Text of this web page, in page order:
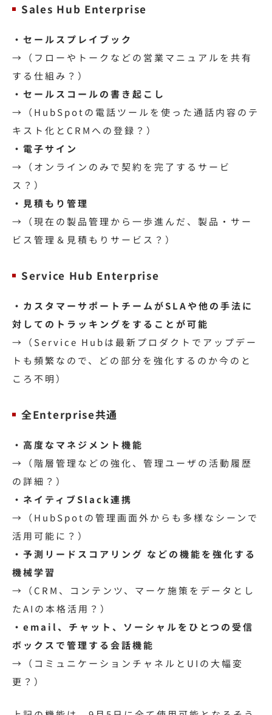
Sales Hub Enterprise
・セールスプレイブック
→（フローやトークなどの営業マニュアルを共有
する仕組み？）
・セールスコールの書き起こし
→（HubSpotの電話ツールを使った通話内容のテ
キスト化とCRMへの登録？）
・電子サイン
→（オンラインのみで契約を完了するサービ
ス？）
・見積もり管理
→（現在の製品管理から一歩進んだ、製品・サー
ビス管理＆見積もりサービス？）
Service Hub Enterprise
・カスタマーサポートチームがSLAや他の手法に
対してのトラッキングをすることが可能
→（Service Hubは最新プロダクトでアップデー
トも頻繁なので、どの部分を強化するのか今のと
ころ不明）
全Enterprise共通
・高度なマネジメント機能
→（階層管理などの強化、管理ユーザの活動履歴
の詳細？）
・ネイティブSlack連携
→（HubSpotの管理画面外からも多様なシーンで
活用可能に？）
・予測リードスコアリング などの機能を強化する
機械学習
→（CRM、コンテンツ、マーケ施策をデータとし
たAIの本格活用？）
・email、チャット、ソーシャルをひとつの受信
ボックスで管理する会話機能
→（コミュニケーションチャネルとUIの大幅変
更？）